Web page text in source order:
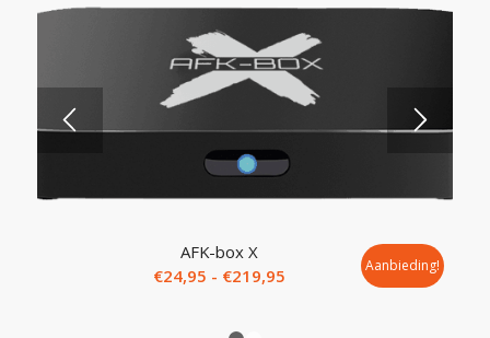
AFK-box X
€24,95 - €219,95Prijsklasse:Aanbieding!